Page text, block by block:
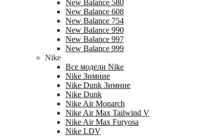
New Balance 580
New Balance 608
New Balance 754
New Balance 990
New Balance 997
New Balance 999
Nike
Все модели Nike
Nike Зимние
Nike Dunk Зимние
Nike Dunk
Nike Air Monarch
Nike Air Max Tailwind V
Nike Air Max Furyosa
Nike LDV